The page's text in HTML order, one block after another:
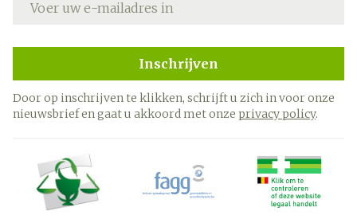
Inschrijven
Door op inschrijven te klikken, schrijft u zich in voor onze
nieuwsbrief en gaat u akkoord met onze privacy policy.